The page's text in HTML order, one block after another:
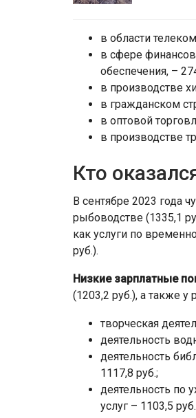
в области
в сфере
обеспечения, –
в производстве
в гражданском
в оптовой
в производстве
Кто
В сентябре 2023 года
рыбоводстве (1335,1
как услуги по
руб.).
Низкие зарплатные
(1203,2 руб.), а также у
творческая
деятельность
деятельность
1117,8 руб.;
деятельность по
услуг – 1103,5 руб.